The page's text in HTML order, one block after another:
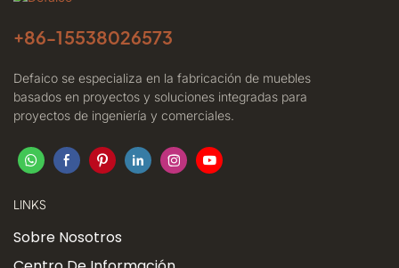
+86-15538026573
Defaico se especializa en la fabricación de muebles
basados ​​en proyectos y soluciones integradas para
proyectos de ingeniería y comerciales.
LINKS
Sobre Nosotros